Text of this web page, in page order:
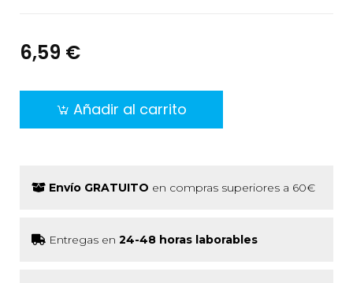
6,59 €
Añadir al carrito
Envío GRATUITO en compras superiores a 60€
Entregas en 24-48 horas laborables